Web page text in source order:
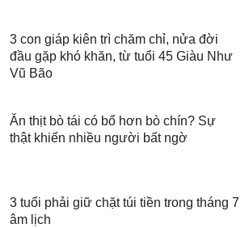
3 con giáp kiên trì chăm chỉ, nửa đời
đầu gặp khó khăn, từ tuổi 45 Giàu Như
Vũ Bão
Ăn thịt bò tái có bổ hơn bò chín? Sự
thật khiến nhiều người bất ngờ
3 tuổi phải giữ chặt túi tiền trong tháng 7
âm lịch